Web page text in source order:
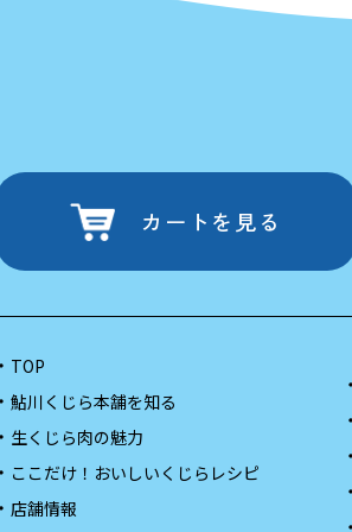
カートを見る
TOP
鮎川くじら本舗を知る
生くじら肉の魅力
ここだけ！おいしいくじらレシピ
店舗情報